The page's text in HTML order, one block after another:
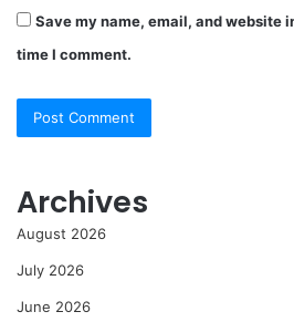
Save my name, email, and website
time I comment.
Archives
August 2026
July 2026
June 2026